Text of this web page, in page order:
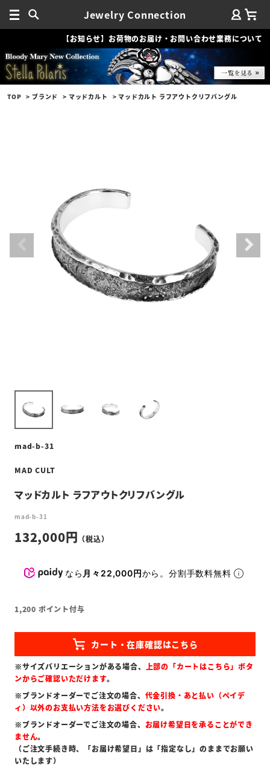
Jewelry Connection
【お知らせ】お荷物のお届け・お問い合わせ業務について
TOP ブランド マッドカルト マッドカルト ラフアウトクリフバングル
mad-b-31
MAD CULT
マッドカルト ラフアウトクリフバングル
mad-b-31
132,000
なら 月々22,000円から。分割手数料無料
1,200 ポイント付与
※サイズバリエーションがある場合、 上部の「カートはこちら」ボタ
ンからご確認いただけます。
※ブランドオーダーでご注文の場合、 代金引換・あと払い（ペイデ
ィ）以外のお支払い方法をお選びください。
※ブランドオーダーでご注文の場合、 お届け希望日を承ることができ
ません。
（ご注文手続き時、「お届け希望日」は「指定なし」のままでお願い
いたします）